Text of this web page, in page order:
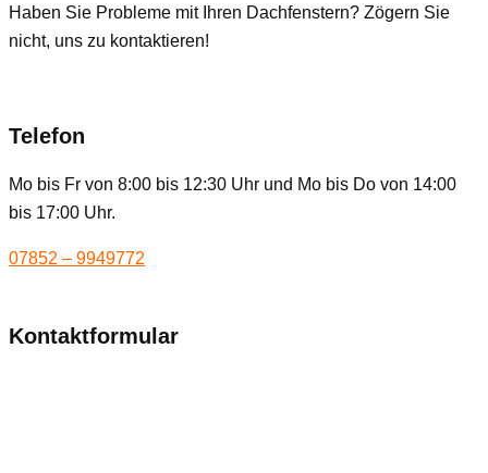
Haben Sie Probleme mit Ihren Dachfenstern? Zögern Sie
nicht, uns zu kontaktieren!
Telefon
Mo bis Fr von 8:00 bis 12:30 Uhr und Mo bis Do von 14:00
bis 17:00 Uhr.
07852 – 9949772
Kontaktformular